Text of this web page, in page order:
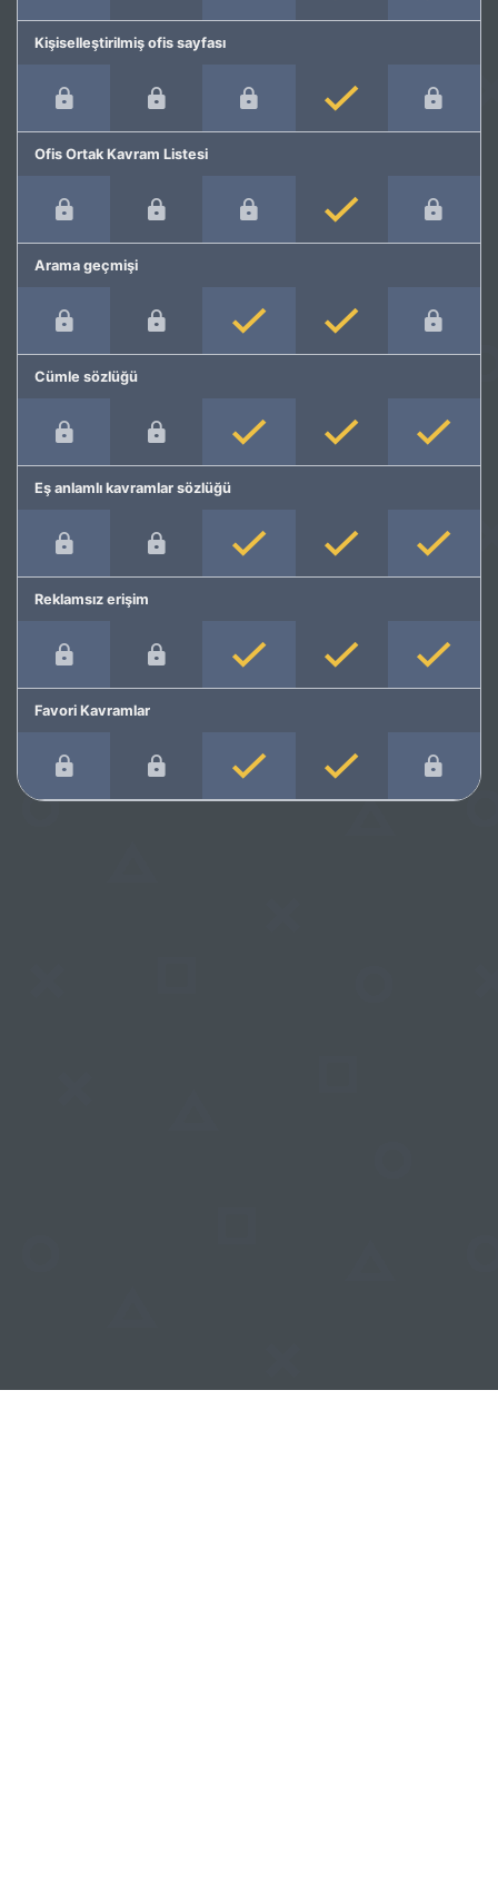
Kişiselleştirilmiş ofis sayfası
Ofis Ortak Kavram Listesi
Arama geçmişi
Cümle sözlüğü
Eş anlamlı kavramlar sözlüğü
Reklamsız erişim
Favori Kavramlar